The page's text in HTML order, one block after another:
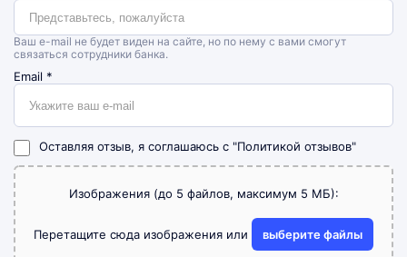
Ваш e-mail не будет виден на сайте, но по нему с вами смогут
связаться сотрудники банка.
Email *
Оставляя отзыв, я соглашаюсь с "Политикой отзывов"
Изображения (до 5 файлов, максимум 5 МБ):
Перетащите сюда изображения или выберите файлы